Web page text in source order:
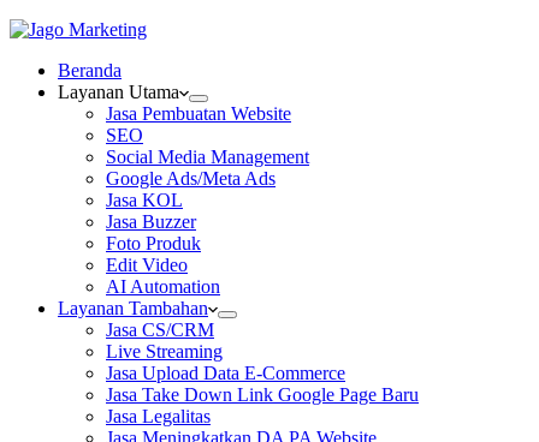
Beranda
Layanan Utama
Jasa Pembuatan Website
SEO
Social Media Management
Google Ads/Meta Ads
Jasa KOL
Jasa Buzzer
Foto Produk
Edit Video
AI Automation
Layanan Tambahan
Jasa CS/CRM
Live Streaming
Jasa Upload Data E-Commerce
Jasa Take Down Link Google Page Baru
Jasa Legalitas
Jasa Meningkatkan DA PA Website